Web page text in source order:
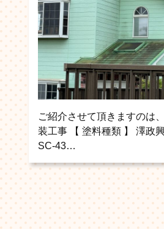
ご紹介させて頂きますのは
装工事 【 塗料種類 】 澤政
SC-43…